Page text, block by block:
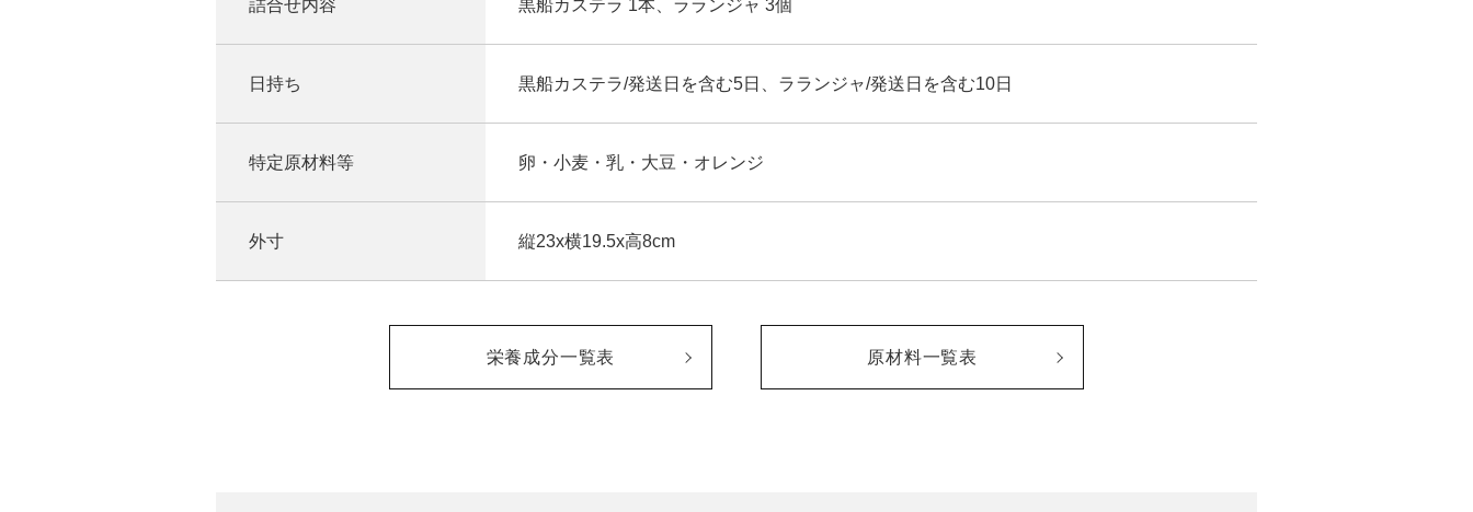
詰合せ内容 黒船カステラ 1本、ラランジャ 3個
日持ち 黒船カステラ/発送日を含む5日、ラランジャ/発送日を含む10日
特定原材料等 卵・小麦・乳・大豆・オレンジ
外寸 縦23x横19.5x高8cm
栄養成分一覧表 原材料一覧表